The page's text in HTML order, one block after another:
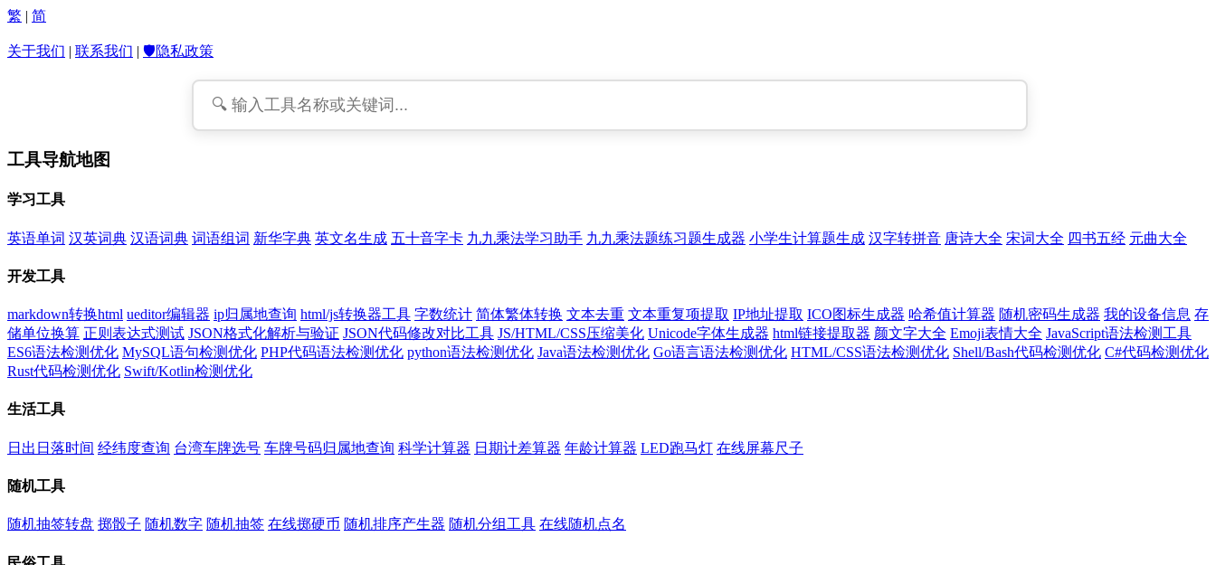
繁 | 简
关于我们 | 联系我们 | 🛡️隐私政策
工具导航地图
学习工具
英语单词 汉英词典 汉语词典 词语组词 新华字典 英文名生成 五十音字卡 九九乘法学习助手 九九乘法题练习题生成器 小学生计算题生成 汉字转拼音 唐诗大全 宋词大全 四书五经 元曲大全
开发工具
markdown转换html ueditor编辑器 ip归属地查询 html/js转换器工具 字数统计 简体繁体转换 文本去重 文本重复项提取 IP地址提取 ICO图标生成器 哈希值计算器 随机密码生成器 我的设备信息 存
储单位换算 正则表达式测试 JSON格式化解析与验证 JSON代码修改对比工具 JS/HTML/CSS压缩美化 Unicode字体生成器 html链接提取器 颜文字大全 Emoji表情大全 JavaScript语法检测工具
ES6语法检测优化 MySQL语句检测优化 PHP代码语法检测优化 python语法检测优化 Java语法检测优化 Go语言语法检测优化 HTML/CSS语法检测优化 Shell/Bash代码检测优化 C#代码检测优化
Rust代码检测优化 Swift/Kotlin检测优化
生活工具
日出日落时间 经纬度查询 台湾车牌选号 车牌号码归属地查询 科学计算器 日期计差算器 年龄计算器 LED跑马灯 在线屏幕尺子
随机工具
随机抽签转盘 掷骰子 随机数字 随机抽签 在线掷硬币 随机排序产生器 随机分组工具 在线随机点名